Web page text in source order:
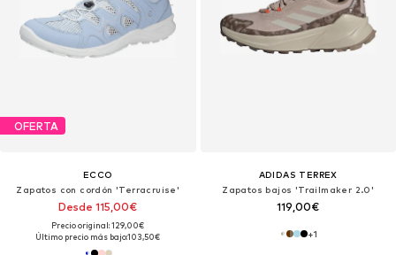
OFERTA
ECCO
Zapatos con cordón 'Terracruise'
Desde 115,00€
Precio original: 129,00€
Último precio más bajo:103,50€
ADIDAS TERREX
Zapatos bajos 'Trailmaker 2.0'
119,00€
+1